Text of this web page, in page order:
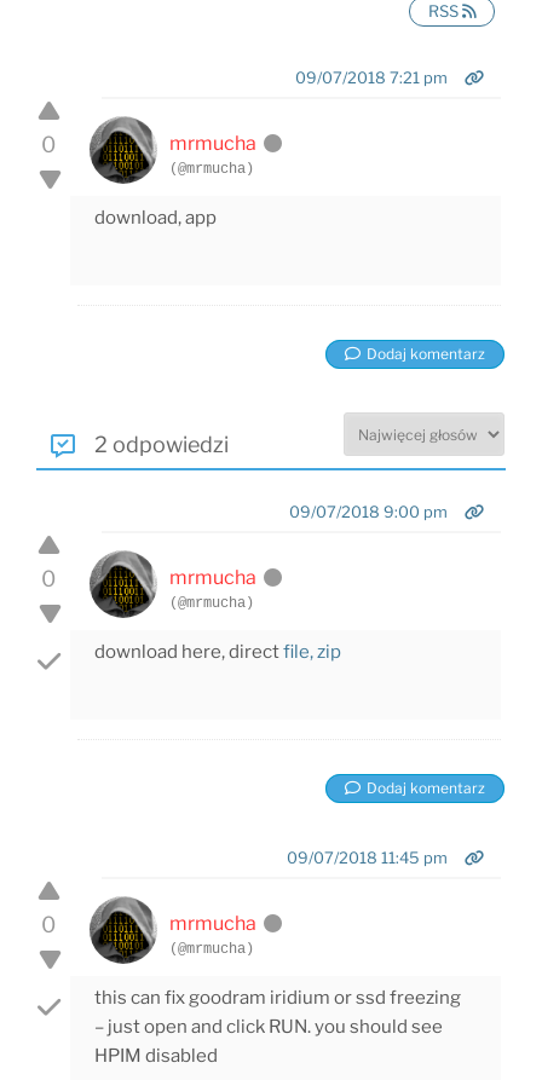
RSS
0
09/07/2018 7:21 pm
mrmucha
(@mrmucha)
download, app
Dodaj komentarz
2 odpowiedzi
0
09/07/2018 9:00 pm
mrmucha
(@mrmucha)
download here, directfile, zip
Dodaj komentarz
0
09/07/2018 11:45 pm
mrmucha
(@mrmucha)
this can fix goodram iridium or ssd freezing
– just open and click RUN. you should see
HPIM disabled